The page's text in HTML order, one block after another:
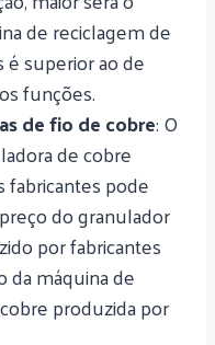
de reciclagem de
superior ao de
funções.
de fio de cobre: O
de cobre
pode
do granulador
por fabricantes
da máquina de
produzida por